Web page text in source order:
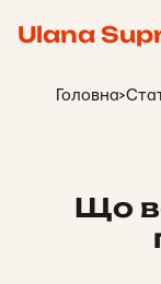
Ulana
Головна>
Що